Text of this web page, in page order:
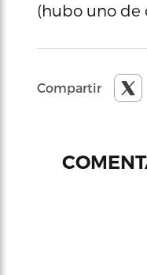
(hubo uno de
Compartir